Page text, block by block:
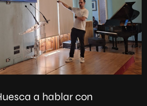
a hablar con